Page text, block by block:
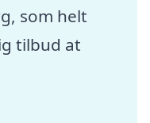
som helt
tilbud at